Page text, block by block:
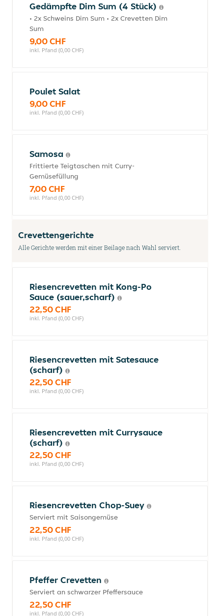
Gedämpfte Dim Sum (4 Stück)
• 2x Schweins Dim Sum • 2x Crevetten Dim
Sum
9,00 CHF
inkl. Pfand (0,00 CHF)
Poulet Salat
9,00 CHF
inkl. Pfand (0,00 CHF)
Samosa
Frittierte Teigtaschen mit Curry-
Gemüsefüllung
7,00 CHF
inkl. Pfand (0,00 CHF)
Crevettengerichte
Alle Gerichte werden mit einer Beilage nach Wahl serviert.
Riesencrevetten mit Kong-Po
Sauce (sauer,scharf)
22,50 CHF
inkl. Pfand (0,00 CHF)
Riesencrevetten mit Satesauce
(scharf)
22,50 CHF
inkl. Pfand (0,00 CHF)
Riesencrevetten mit Currysauce
(scharf)
22,50 CHF
inkl. Pfand (0,00 CHF)
Riesencrevetten Chop-Suey
Serviert mit Saisongemüse
22,50 CHF
inkl. Pfand (0,00 CHF)
Pfeffer Crevetten
Serviert an schwarzer Pfeffersauce
22,50 CHF
inkl. Pfand (0,00 CHF)